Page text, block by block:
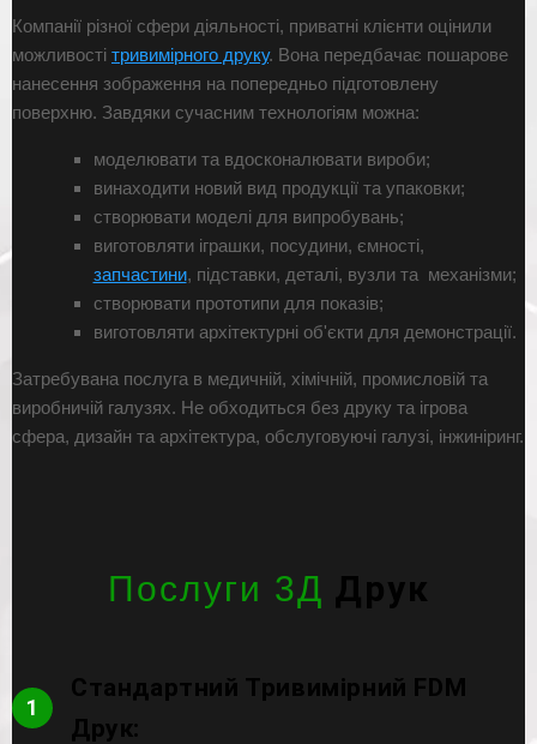
Компанії різної сфери діяльності, приватні клієнти оцінили
можливості тривимірного друку. Вона передбачає пошарове
нанесення зображення на попередньо підготовлену
поверхню. Завдяки сучасним технологіям можна:
моделювати та вдосконалювати вироби;
винаходити новий вид продукції та упаковки;
створювати моделі для випробувань;
виготовляти іграшки, посудини, ємності,
запчастини, підставки, деталі, вузли та механізми;
створювати прототипи для показів;
виготовляти архітектурні об'єкти для демонстрації.
Затребувана послуга в медичній, хімічній, промисловій та
виробничій галузях. Не обходиться без друку та ігрова
сфера, дизайн та архітектура, обслуговуючі галузі, інжиніринг.
Послуги 3Д Друк
1
Стандартний Тривимірний FDM
Друк: